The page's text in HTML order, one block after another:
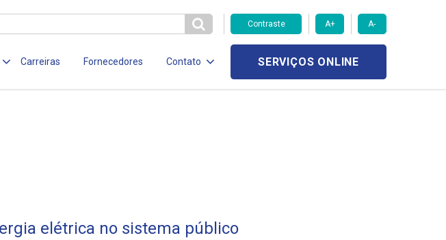
Contraste A+ A-
Carreiras Fornecedores Contato SERVIÇOS ONLINE
elétrica no sistema público